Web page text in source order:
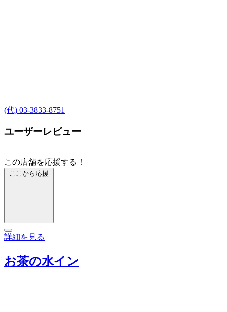
(代) 03-3833-8751
ユーザーレビュー
この店舗を応援する！
ここから応援
詳細を見る
お茶の水イン